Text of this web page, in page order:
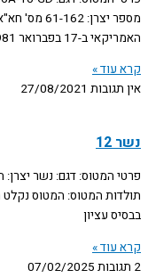
האמריקאי ב-17 בפברואר 1981.
קרא עוד »
אין תגובות 27/08/2021
נשר 12
בבסיס עציון
קרא עוד »
2 תגובות
07/02/2025